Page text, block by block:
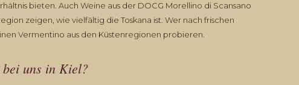
bieten. Auch Weine aus der DOCG Morellino di Scansano
zeigen, wie vielfältig die Toskana ist. Wer nach frischen
Vermentino aus den Küstenregionen probieren.
bei uns in Kiel?